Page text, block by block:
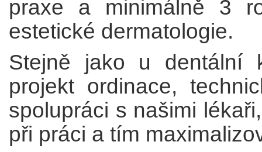
praxe a minimálně 3
estetické dermatologie.
Stejně jako u dentální
projekt ordinace,
spolupráci s našimi
při práci a tím